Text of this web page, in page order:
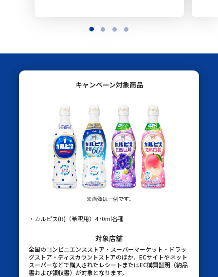
キャンペーン対象商品
・カルピス(R)（希釈用）470ml各種
対象店舗
全国のコンビニエンスストア・スーパーマーケット・ドラッ
グストア・ディスカウントストアのほか、ECサイトやネット
スーパーなどで購入されたレシートまたはEC購買証明（納品
書および領収書）が対象となります。